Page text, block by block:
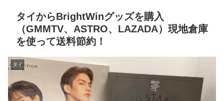
タイからBrightWinグッズを購入
（GMMTV、ASTRO、LAZADA）現地倉庫
を使って送料節約！
タイ